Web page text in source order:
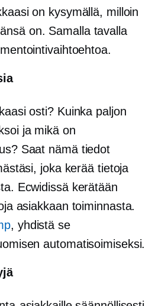
on kysymällä, milloin
on. Samalla tavalla
osti? Kuinka paljon
ja mikä on
Saat nämä tiedot
joka kerää tietoja
Ecwidissä kerätään
asiakkaan toiminnasta.
, yhdistä se
automatisoimiseksi.